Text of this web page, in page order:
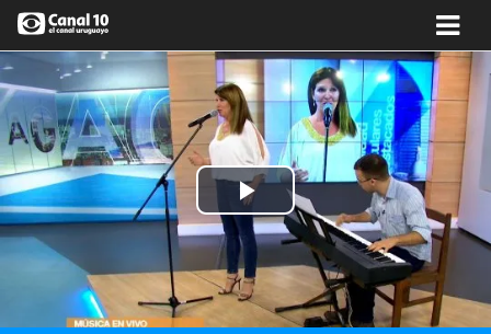
Play
Video